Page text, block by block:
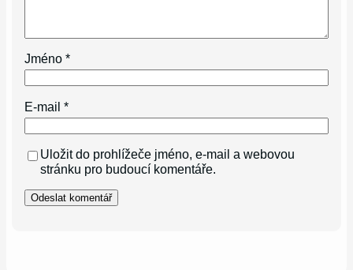
Jméno*
E-mail*
Uložit do prohlížeče jméno, e-mail a webovou
stránku pro budoucí komentáře.